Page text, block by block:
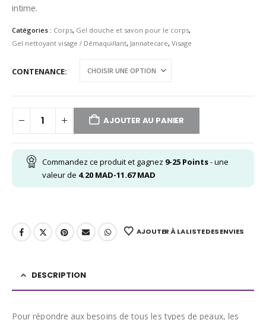
intime.
Catégories : Corps, Gel douche et savon pour le corps,
Gel nettoyant visage / Démaquillant, Jannatecare, Visage
CONTENANCE
AJOUTER AU PANIER
Commandez ce produit et gagnez 9-25 Points- une
valeur de 4.20 MAD-11.67MAD
AJOUTER À LA LISTE DES ENVIES
DESCRIPTION
Pour répondre aux besoins de tous les types de peaux, les